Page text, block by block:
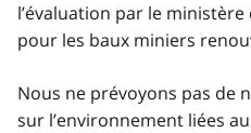
l’évaluation par le
pour les baux miniers
Nous ne prévoyons pas de
sur l’environnement liées